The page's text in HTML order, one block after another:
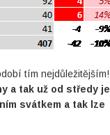
tím nejdůležitějším!
a tak už od středy je
svátkem a tak lze